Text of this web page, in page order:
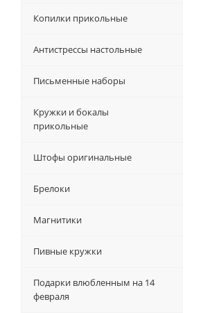
Копилки прикольные
Антистрессы настольные
Письменные наборы
Кружки и бокалы
прикольные
Штофы оригинальные
Брелоки
Магнитики
Пивные кружки
Подарки влюбленным на 14
февраля